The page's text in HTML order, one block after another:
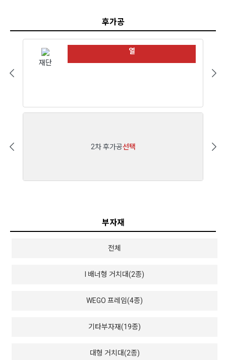
후가공
재단
열
2차 후가공선택
부자재
전체
I 배너형 거치대(2종)
WEGO 프레임(4종)
기타부자재(19종)
대형 거치대(2종)